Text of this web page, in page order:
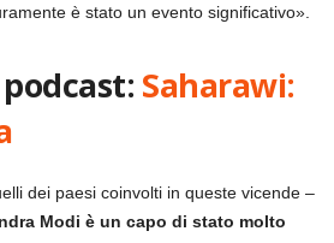
è stato un evento significativo».
Saharawi:
dei paesi coinvolti in queste vicende –
Modi è un capo di stato molto